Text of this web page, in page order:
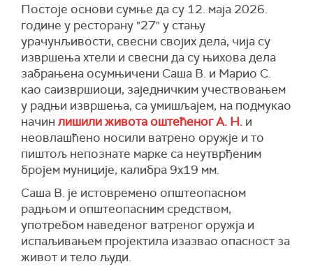
Постоје основи сумње да су 12. маја 2026.
године у ресторану "27" у стању
урачунљивости, свесни својих дела, чија су
извршења хтели и свесни да су њихова дела
забрањена осумњичени Саша В. и Марио С.
као саизвршиоци, заједничким учествовањем
у радњи извршења, са умишљајем, на подмукао
начин лишили живота оштећеног А. Н. и
неовлашћено носили ватрено оружје и то
пиштољ непознате марке са неутврђеним
бројем муниције, калибра 9x19 мм.
Саша В. је истовремено општеопасном
радњом и општеопасним средством,
употребом наведеног ватреног оружја и
испаљивањем пројектила изазвао опасност за
живот и тело људи.